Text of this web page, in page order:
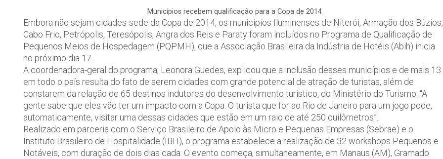
Municípios recebem qualificação para a Copa de 2014
Embora não sejam cidades-sede da Copa de 2014, os municípios fluminenses de Niterói, Armação dos Búzios,
Cabo Frio, Petrópolis, Teresópolis, Angra dos Reis e Paraty foram incluídos no Programa de Qualificação de
Pequenos Meios de Hospedagem (PQPMH), que a Associação Brasileira da Indústria de Hotéis (Abih) inicia
no próximo dia 17.
A coordenadora-geral do programa, Leonora Guedes, explicou que a inclusão desses municípios e de mais 13
em todo o país resulta do fato de serem cidades com grande potencial de atração de turistas, além de
constarem da relação de 65 destinos indutores do desenvolvimento turístico, do Ministério do Turismo. “A
gente sabe que eles vão ter um impacto com a Copa. O turista que for ao Rio de Janeiro para um jogo pode,
automaticamente, visitar uma dessas cidades que estão em um raio de até 250 quilômetros”.
Realizado em parceria com o Serviço Brasileiro de Apoio às Micro e Pequenas Empresas (Sebrae) e o
Instituto Brasileiro de Hospitalidade (IBH), o programa estabelece a realização de 32 workshops Pequenos e
Notáveis, com duração de dois dias cada. O evento começa, simultaneamente, em Manaus (AM), Gramado